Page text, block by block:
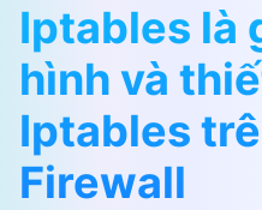
Iptables là
hình và
Iptables
Firewall